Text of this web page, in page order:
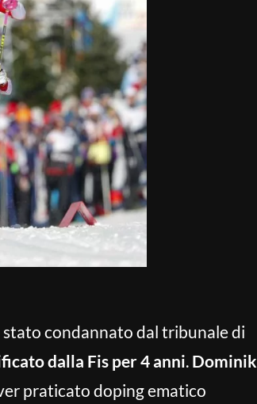
condannato dal tribunale di
dalla Fis per 4 anni. Dominik
praticato doping ematico